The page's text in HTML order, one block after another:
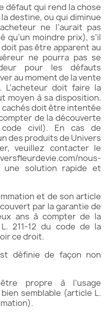
défaut qui rend la chose
destine, ou qui diminue
ne l’aurait pas
qu’un moindre prix), s’il
pas être apparent au
ne pourra pas se
pour les défauts
au moment de la vente
doit faire la
moyen à sa disposition.
cachés doit être intentée
de la découverte
civil). En cas de
des produits de Univers
veuillez contacter le
nous-
solution rapide et
et de son article
par la garantie de
ans à compter de la
211-12 du code de la
ce droit.
définie de façon non
propre à l’usage
semblable (article L.